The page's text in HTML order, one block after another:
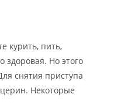
курить, пить,
здоровая. Но этого
снятия приступа
Некоторые